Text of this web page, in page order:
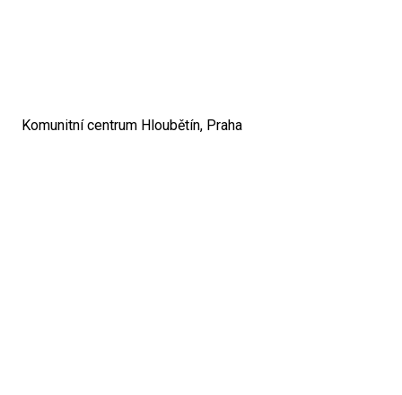
Komunitní centrum Hloubětín, Praha